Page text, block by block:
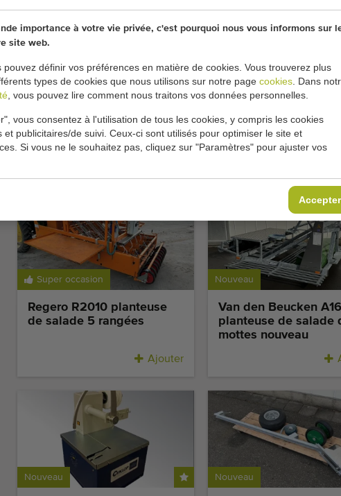
importance à votre vie privée, c'est pourquoi nous vous informons sur
site web.
pouvez définir vos préférences en matière de cookies. Vous trouverez plus
types de cookies que nous utilisons sur notre page cookies . Dans
, vous pouvez lire comment nous traitons vos données personnelles.
vous consentez à l'utilisation de tous les cookies, y compris les cookies
et publicitaires/de suivi. Ceux-ci sont utilisés pour optimiser le site et
Si vous ne le souhaitez pas, cliquez sur "Paramètres" pour ajuster vos
Accepter
Peter Cox machine à laver
coupe-feuilles et coupe-
racines
Super occasion
Christiaens 6000-1100
poireaux
Super occasion
Regero R2010 planteuse
de salade 5 rangées
Ajouter
Nouveau
Van den Beucken
planteuse de salade
mottes nouveau
Nouveau Nouveau